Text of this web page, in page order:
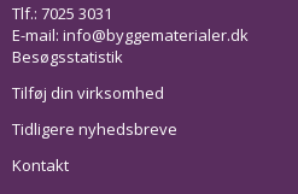
Tlf.: 7025 3031
E-mail: info@byggematerialer.dk
Besøgsstatistik
Tilføj din virksomhed
Tidligere nyhedsbreve
Kontakt